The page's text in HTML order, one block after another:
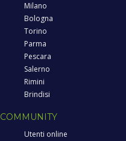
Milano
Bologna
Torino
Parma
Pescara
Salerno
Rimini
Brindisi
COMMUNITY
Utenti online